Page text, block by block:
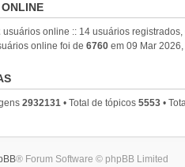
usuários online :: 14 usuários
online foi de 6760em 09 Mar 2026,
2932131• Total de tópicos 5553•
® Forum Software © phpBB Limited